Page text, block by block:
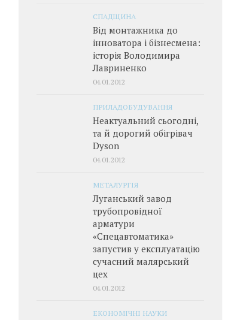
СПАДЩИНА
Від монтажника до
інноватора і бізнесмена:
історія Володимира
Лавриненко
04.01.2012
ПРИЛАДОБУДУВАННЯ
Неактуальний сьогодні,
та й дорогий обігрівач
Dyson
04.01.2012
МЕТАЛУРГІЯ
Луганський завод
трубопровідної
арматури
«Спецавтоматика»
запустив у експлуатацію
сучасний малярський
цех
04.01.2012
ЕКОНОМІЧНІ НАУКИ